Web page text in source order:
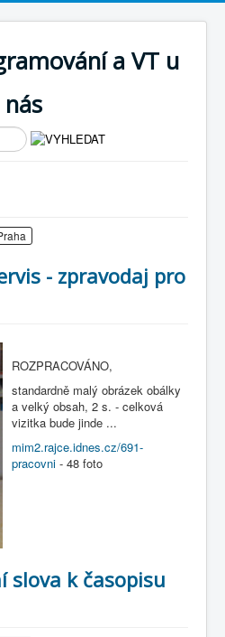
a VT u
nás
sbírka TM v Brně
Tesla
- zpravodaj pro
ROZPRACOVÁNO,
standardně malý obrázek obálky
a velký obsah, 2 s. - celková
vizitka bude jinde ...
mim2.rajce.idnes.cz/691-
pracovni - 48 foto
slova k časopisu